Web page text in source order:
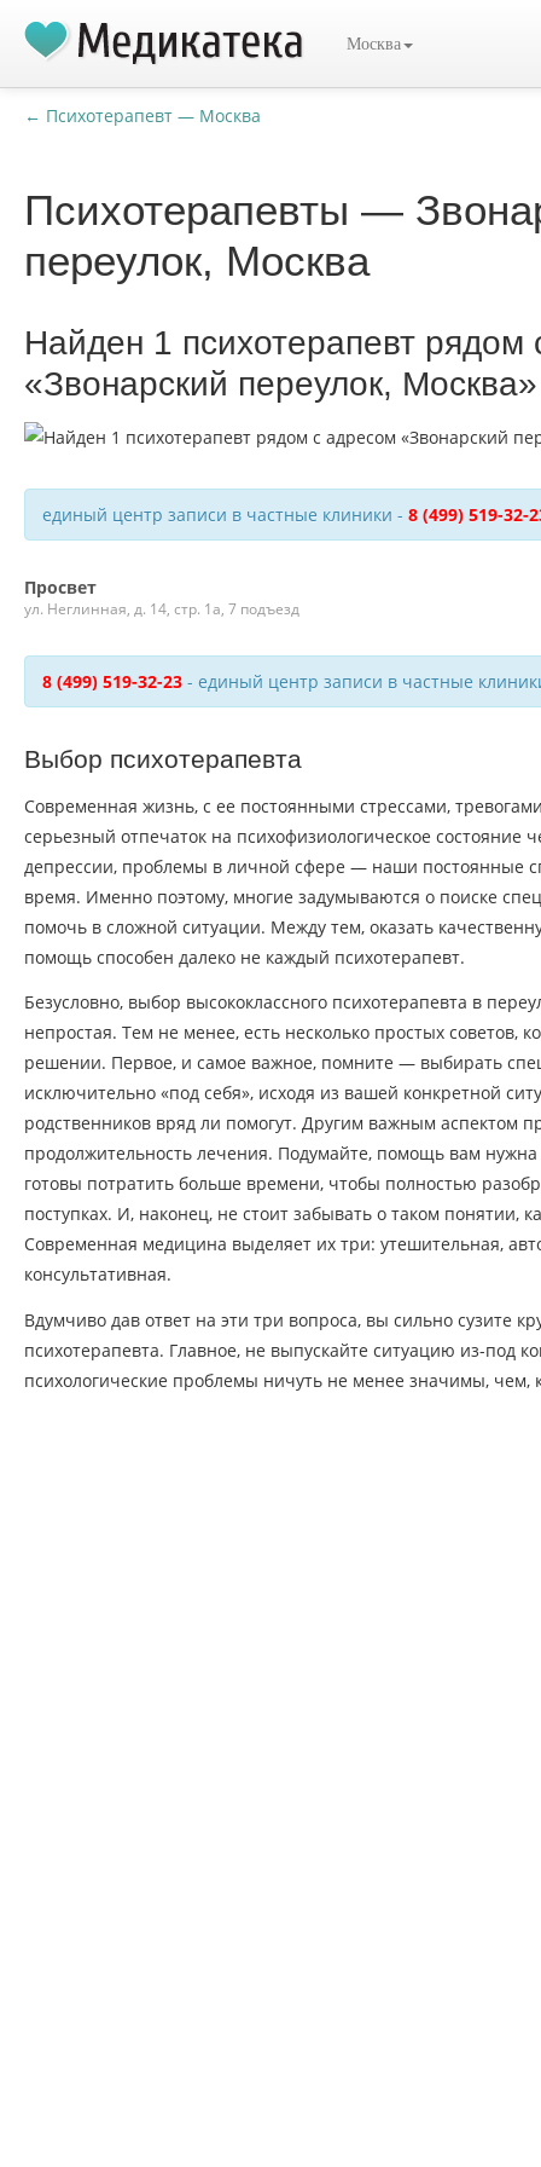
Москва
← Психотерапевт — Москва
Психотерапевты —
переулок, Москва
Найден 1 психотерапевт рядом
«Звонарский переулок, Москва»
единый центр записи в частные клиники - 8 (499) 519-32-
Просвет
ул. Неглинная, д. 14, стр. 1а, 7 подъезд
8 (499) 519-32-23 - единый центр записи в частные
Выбор психотерапевта
Современная жизнь, с ее постоянными стрессами,
серьезный отпечаток на психофизиологическое состояние
депрессии, проблемы в личной сфере — наши постоянные
время. Именно поэтому, многие задумываются о поиске
помочь в сложной ситуации. Между тем, оказать
помощь способен далеко не каждый психотерапевт.
Безусловно, выбор высококлассного психотерапевта в
непростая. Тем не менее, есть несколько простых советов,
решении. Первое, и самое важное, помните — выбирать
исключительно «под себя», исходя из вашей конкретной
родственников вряд ли помогут. Другим важным аспектом
продолжительность лечения. Подумайте, помощь вам нужна
готовы потратить больше времени, чтобы полностью
поступках. И, наконец, не стоит забывать о таком понятии,
Современная медицина выделяет их три: утешительная,
консультативная.
Вдумчиво дав ответ на эти три вопроса, вы сильно сузите
психотерапевта. Главное, не выпускайте ситуацию из-под
психологические проблемы ничуть не менее значимы, чем,